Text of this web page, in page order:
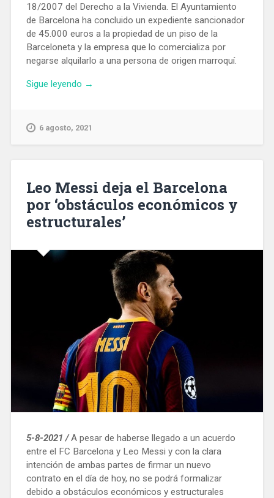
18/2007 del Derecho a la Vivienda. El Ayuntamiento
de Barcelona ha concluido un expediente sancionador
de 45.000 euros a la propiedad de un piso de la
Barceloneta y la empresa que lo comercializa por
negarse alquilarlo a una persona de origen marroquí.
Sigue leyendo «El
Barcelona
caso
de
discriminación
vivienda»
→
6 agosto, 2021
Leo Messi deja el Barcelona
por ‘obstáculos económicos y
estructurales’
5-8-2021 /A pesar de haberse llegado a un acuerdo
entre el FC Barcelona y Leo Messi y con la clara
intención de ambas partes de firmar un nuevo
contrato en el día de hoy, no se podrá formalizar
debido a obstáculos económicos y estructurales